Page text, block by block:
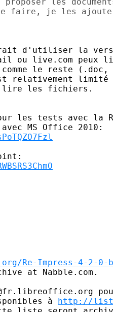
faire, je les
d'utiliser la
ou live.com peux
le reste
relativement limité
lire les fichiers.
les tests avec la
Re-Impress-4-2-0-
at Nabble.com.
à http://